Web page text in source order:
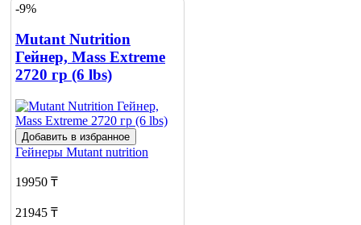
-9%
Mutant Nutrition
Гейнер, Mass Extreme
2720 гр (6 lbs)
Добавить в избранное
Гейнеры Mutant nutrition
19950 ₸
21945 ₸